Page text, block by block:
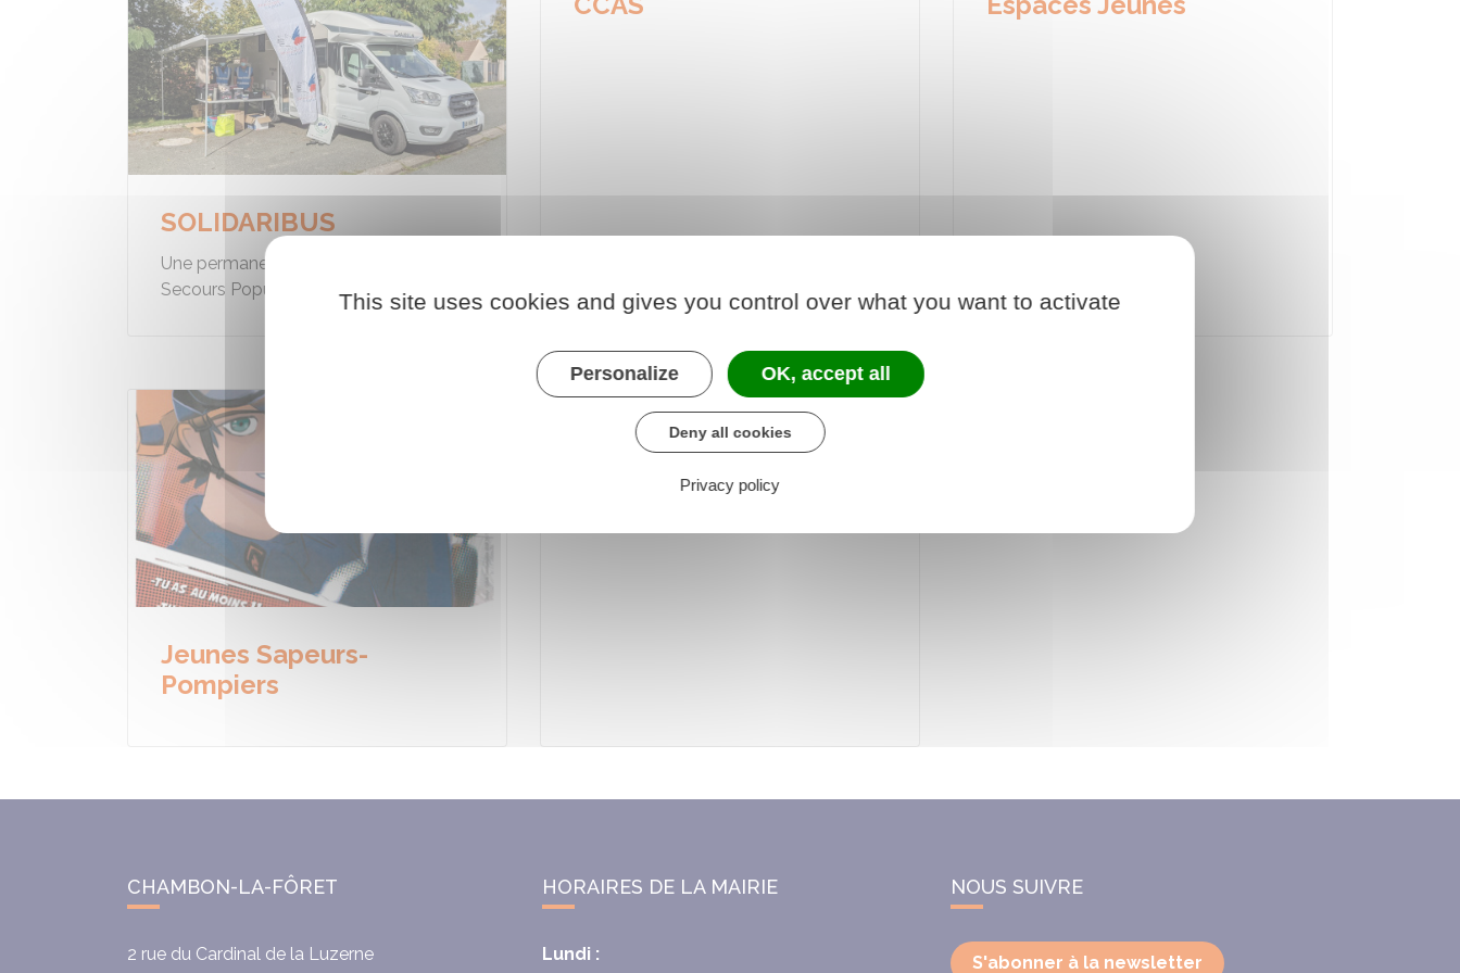
SOLIDARIBUS
Une permanence d'accueil mobile du
Secours Populaires
Jeunes Sapeurs-
Pompiers
Enfance et Petite
CHAMBON-LA-FÔRET
2 rue du Cardinal de la Luzerne
HORAIRES DE LA MAIRIE
Lundi :
NOUS SUIVRE
S'abonner à la newsletter
This site uses cookies and gives you control over what you want to activate
Personalize OK, accept all
Deny all cookies
Privacy policy